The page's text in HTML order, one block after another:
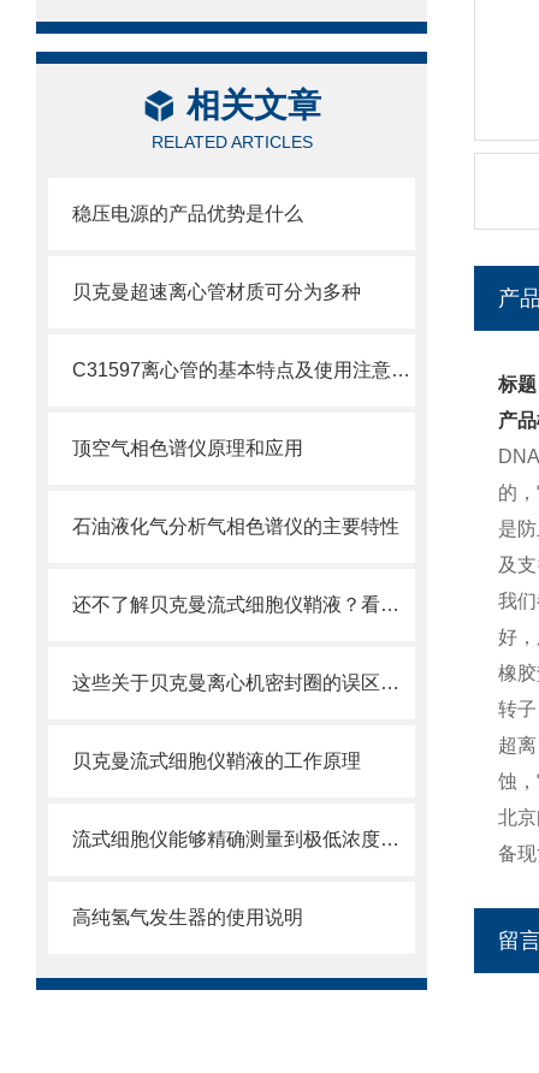
相关文章
RELATED ARTICLES
稳压电源的产品优势是什么
贝克曼超速离心管材质可分为多种
C31597离心管的基本特点及使用注意事项
顶空气相色谱仪原理和应用
石油液化气分析气相色谱仪的主要特性
还不了解贝克曼流式细胞仪鞘液？看这里就对了！
这些关于贝克曼离心机密封圈的误区一定要明确
贝克曼流式细胞仪鞘液的工作原理
流式细胞仪能够精确测量到极低浓度的标记物
高纯氢气发生器的使用说明
产
标
产
的
是
及
我
好
橡
转
超
蚀
北
备
留